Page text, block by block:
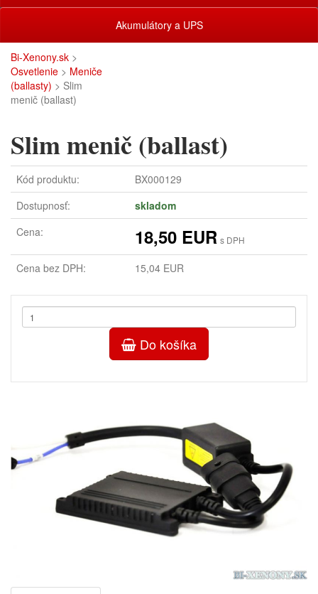
Akumulátory a UPS
Bi-Xenony.sk >
Osvetlenie > Meniče
(ballasty) > Slim
menič (ballast)
Slim menič (ballast)
Kód produktu:
BX000129
Dostupnosť:
skladom
Cena:
18,50 EUR s DPH
Cena bez DPH: 15,04 EUR
Do košíka